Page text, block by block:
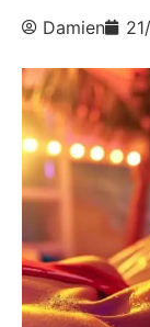
Damien